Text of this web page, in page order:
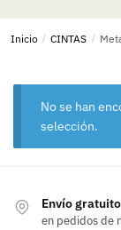
Inicio / CINTAS /
No se han
selección.
Envío gratuito
en pedidos de